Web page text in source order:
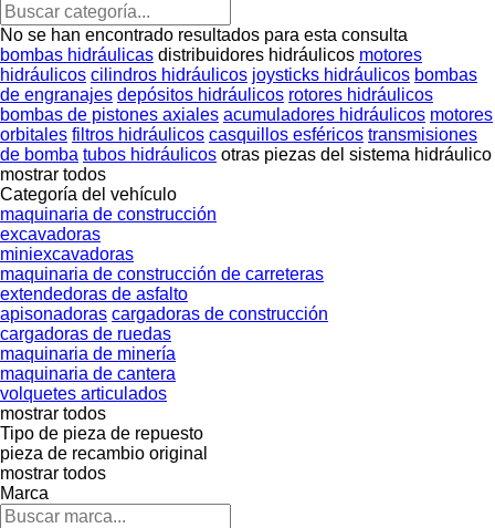
No se han encontrado resultados para esta consulta
bombas hidráulicas distribuidores hidráulicos motores
hidráulicos cilindros hidráulicos joysticks hidráulicos bombas
de engranajes depósitos hidráulicos rotores hidráulicos
bombas de pistones axiales acumuladores hidráulicos motores
orbitales filtros hidráulicos casquillos esféricos transmisiones
de bomba tubos hidráulicos otras piezas del sistema hidráulico
mostrar todos
Categoría del vehículo
maquinaria de construcción
excavadoras
miniexcavadoras
maquinaria de construcción de carreteras
extendedoras de asfalto
apisonadoras cargadoras de construcción
cargadoras de ruedas
maquinaria de minería
maquinaria de cantera
volquetes articulados
mostrar todos
Tipo de pieza de repuesto
pieza de recambio original
mostrar todos
Marca